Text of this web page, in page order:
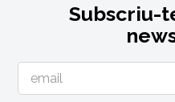
Subscriu-